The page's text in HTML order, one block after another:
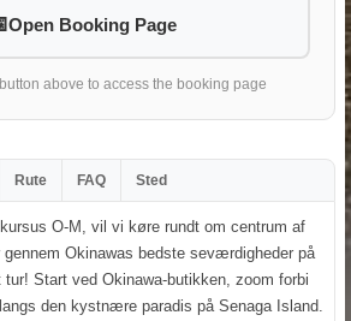
Open Booking Page
above to access the booking page
Rute FAQ Sted
O-M, vil vi køre rundt om centrum af
Okinawas bedste seværdigheder på
tur! Start ved Okinawa-butikken, zoom forbi
den kystnære paradis på Senaga Island.